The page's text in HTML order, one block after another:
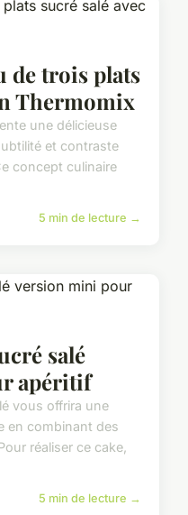
de trois plats
Thermomix
une délicieuse
et contraste
concept culinaire
5 min de lecture →
salé
apéritif
vous offrira une
en combinant des
réaliser ce cake,
5 min de lecture →